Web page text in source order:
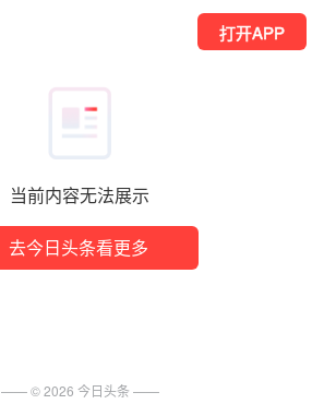
当前内容无法展示
去今日头条看更多
打开APP
—— ©2026 今日头条 ——